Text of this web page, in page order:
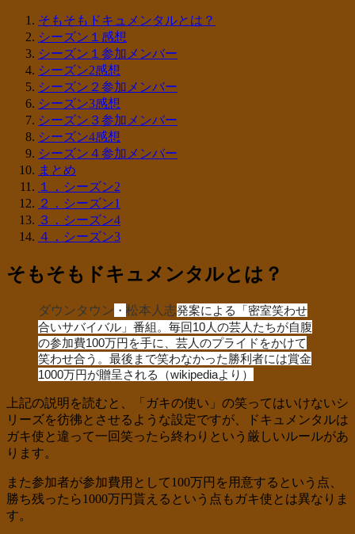
そもそもドキュメンタルとは？
シーズン１感想
シーズン１参加メンバー
シーズン2感想
シーズン２参加メンバー
シーズン3感想
シーズン３参加メンバー
シーズン4感想
シーズン４参加メンバー
まとめ
１．シーズン2
２．シーズン1
３．シーズン4
４．シーズン3
そもそもドキュメンタルとは？
ダウンタウン ・ 松本人志発案による「密室笑わせ
合いサバイバル」番組。毎回10人の芸人たちが自腹
の参加費100万円を手に、芸人のプライドをかけて
笑わせ合う。最後まで笑わなかった勝利者には賞金
1000万円が贈呈される（wikipediaより）
上記の説明を読むと、「ガキの使い」の笑ってはいけないシ
リーズを彷彿とさせるような設定ですが、ドキュメンタルは
ガキ使と違って一回笑ったら終わりという厳しいルールがあ
ります。
また参加者が参加費用として100万円を用意するという点、
勝ち残ったら1000万円貰えるという点もガキ使とは異なりま
す。